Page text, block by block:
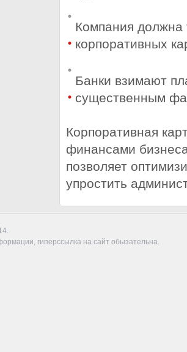
Компания должна
корпоративных
Банки взимают
существенным
Корпоративная
финансами
позволяет
упростить
гиперссылка на сайт обызательна.